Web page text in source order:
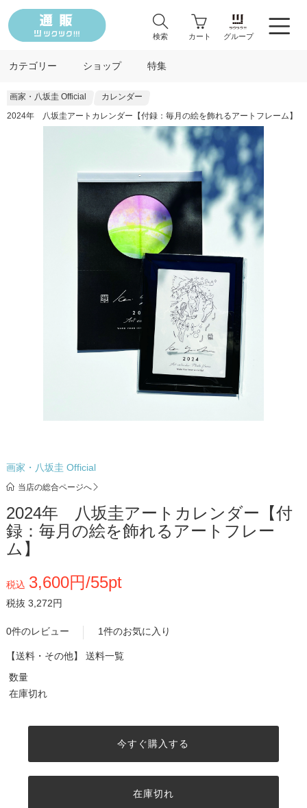
検索 カート グループ
カテゴリー ショップ 特集
画家・八坂圭 Official
カレンダー
2024年 八坂圭アートカレンダー【付録：毎月の絵を飾れるアートフレーム】
画家・八坂圭 Official
当店の総合ページへ
2024年 八坂圭アートカレンダー【付
録：毎月の絵を飾れるアートフレー
ム】
税込 3,600円/55pt
税抜 3,272円
0件のレビュー 1件のお気に入り
【送料・その他】 送料一覧
数量
在庫切れ
今すぐ購入する
在庫切れ